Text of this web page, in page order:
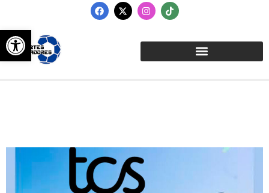
Abrir barra de herramientas